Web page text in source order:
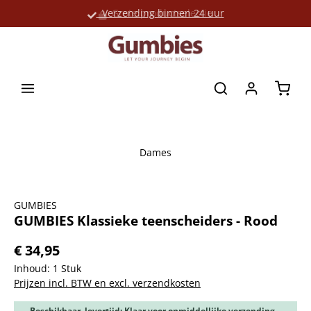
Verzending binnen 24 uur
Grote productselectie
Dames
GUMBIES
GUMBIES Klassieke teenscheiders - Rood
€ 34,95
Inhoud: 1 Stuk
Prijzen incl. BTW en excl. verzendkosten